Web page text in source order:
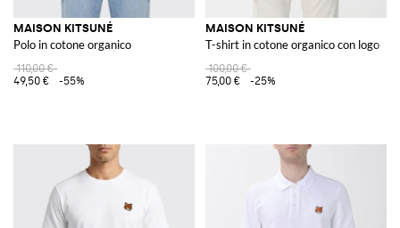
MAISON KITSUNÉ
Polo in cotone organico
110,00 €
49,50 €
-55%
MAISON KITSUNÉ
T-shirt in cotone organico con logo
100,00 €
75,00 €
-25%